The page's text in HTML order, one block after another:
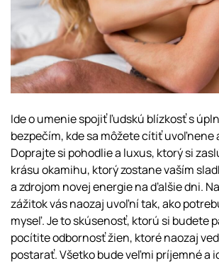
Ide o umenie spojiť ľudskú blízkosť s
bezpečím, kde sa môžete cítiť uvoľnene
Doprajte si pohodlie a luxus, ktorý si
krásu okamihu, ktorý zostane vaším
a zdrojom novej energie na ďalšie dni.
zážitok vás naozaj uvoľní tak, ako
myseľ. Je to skúsenosť, ktorú si budete
pocítite odbornosť žien, ktoré naozaj
postarať. Všetko bude veľmi príjemné a